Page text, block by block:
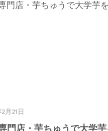
月21日
門店・芋ちゅうで大学芋